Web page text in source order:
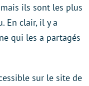
ils sont les plus
En clair, il y a
qui les a partagés
sur le site de